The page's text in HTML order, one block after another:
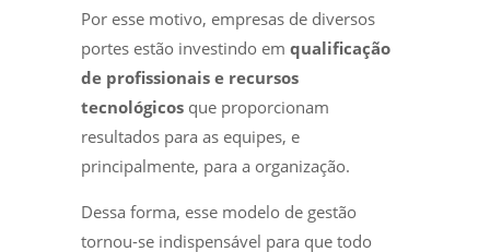
Por esse motivo, empresas de diversos
portes estão investindo em qualificação
de profissionais e recursos
tecnológicos que proporcionam
resultados para as equipes, e
principalmente, para a organização.
Dessa forma, esse modelo de gestão
tornou-se indispensável para que todo